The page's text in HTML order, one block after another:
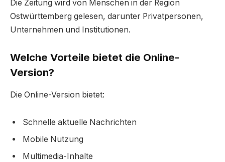
Die Zeitung wird von Menschen in der Region
Ostwürttemberg gelesen, darunter Privatpersonen,
Unternehmen und Institutionen.
Welche Vorteile bietet die Online-
Version?
Die Online-Version bietet:
Schnelle aktuelle Nachrichten
Mobile Nutzung
Multimedia-Inhalte